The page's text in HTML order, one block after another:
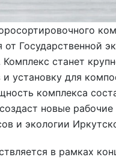
Государственной
Комплекс станет
установку для
комплекса
новые
и экологии
в рамках